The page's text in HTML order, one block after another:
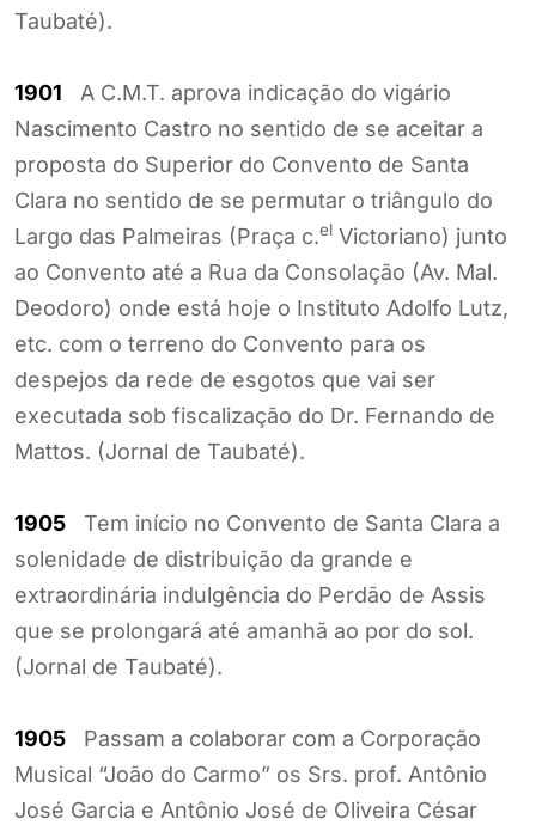
Taubaté).
1901 A C.M.T. aprova indicação do vigário
Nascimento Castro no sentido de se aceitar a
proposta do Superior do Convento de Santa
Clara no sentido de se permutar o triângulo do
Largo das Palmeiras (Praça c.el Victoriano) junto
ao Convento até a Rua da Consolação (Av. Mal.
Deodoro) onde está hoje o Instituto Adolfo Lutz,
etc. com o terreno do Convento para os
despejos da rede de esgotos que vai ser
executada sob fiscalização do Dr. Fernando de
Mattos. (Jornal de Taubaté).
1905 Tem início no Convento de Santa Clara a
solenidade de distribuição da grande e
extraordinária indulgência do Perdão de Assis
que se prolongará até amanhã ao por do sol.
(Jornal de Taubaté).
1905 Passam a colaborar com a Corporação
Musical “João do Carmo” os Srs. prof. Antônio
José Garcia e Antônio José de Oliveira César